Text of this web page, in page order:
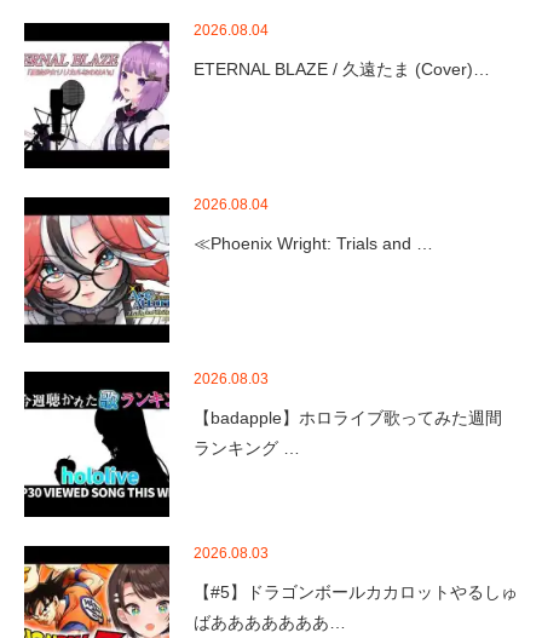
2026.08.04
ETERNAL BLAZE / 久遠たま (Cover)…
2026.08.04
≪Phoenix Wright: Trials and …
2026.08.03
【badapple】ホロライブ歌ってみた週間
ランキング …
2026.08.03
【#5】ドラゴンボールカカロットやるしゅ
ばあああああああ…